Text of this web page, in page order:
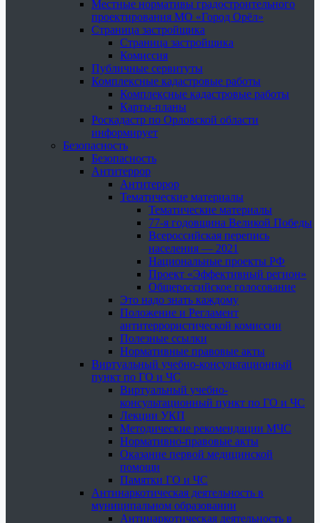
Местные нормативы градостроительного
проектирования МО «Город Орёл»
Страница застройщика
Страница застройщика
Комиссия
Публичные сервитуты
Комплексные кадастровые работы
Комплексные кадастровые работы
Карты-планы
Роскадастр по Орловской области
информирует
Безопасность
Безопасность
Антитеррор
Антитеррор
Тематические материалы
Тематические материалы
77-я годовщина Великой Победы
Всероссийская перепись
населения — 2021
Национальные проекты РФ
Проект «Эффективный регион»
Общероссийское голосование
Это надо знать каждому
Положение и Регламент
антитеррористической комиссии
Полезные ссылки
Нормативные правовые акты
Виртуальный учебно-консультационный
пункт по ГО и ЧС
Виртуальный учебно-
консультационный пункт по ГО и ЧС
Лекции УКП
Методические рекомендации МЧС
Нормативно-правовые акты
Оказание первой медицинской
помощи
Памятки ГО и ЧС
Антинаркотическая деятельность в
муниципальном образовании
Антинаркотическая деятельность в